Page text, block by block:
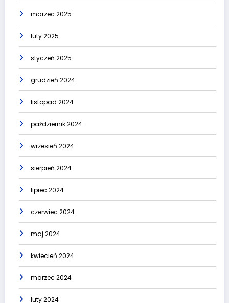
marzec 2025
luty 2025
styczeń 2025
grudzień 2024
listopad 2024
październik 2024
wrzesień 2024
sierpień 2024
lipiec 2024
czerwiec 2024
maj 2024
kwiecień 2024
marzec 2024
luty 2024